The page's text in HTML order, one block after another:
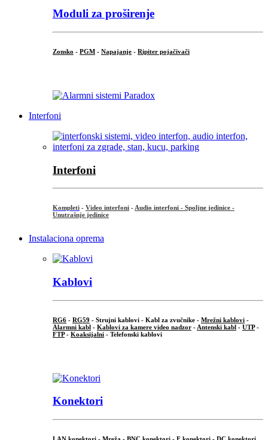
Moduli za proširenje
Zonsko - PGM - Napajanje - Ripiter pojačivači
Interfoni
Interfoni
Kompleti - Video interfoni - Audio interfoni - Spoljne jedinice -
Unutrašnje jedinice
Instalaciona oprema
Kablovi
RG6 - RG59 - Strujni kablovi - Kabl za zvučnike - Mrežni kablovi -
Alarmni kabl - Kablovi za kamere video nadzor - Antenski kabl - UTP-
FTP- Koaksijalni - Telefonski kablovi
Konektori